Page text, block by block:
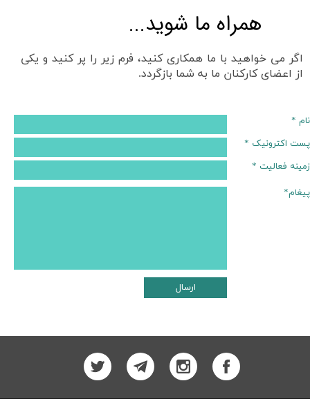
نام *
پست اکترونیک *
زمینه فعالیت *
پیغام*
ارسال
همراه ما شوید...
اگر می خواهید با ما همکاری کنید، فرم زیر را پر کنید و یکی
از اعضای کارکنان ما به شما بازگردد.